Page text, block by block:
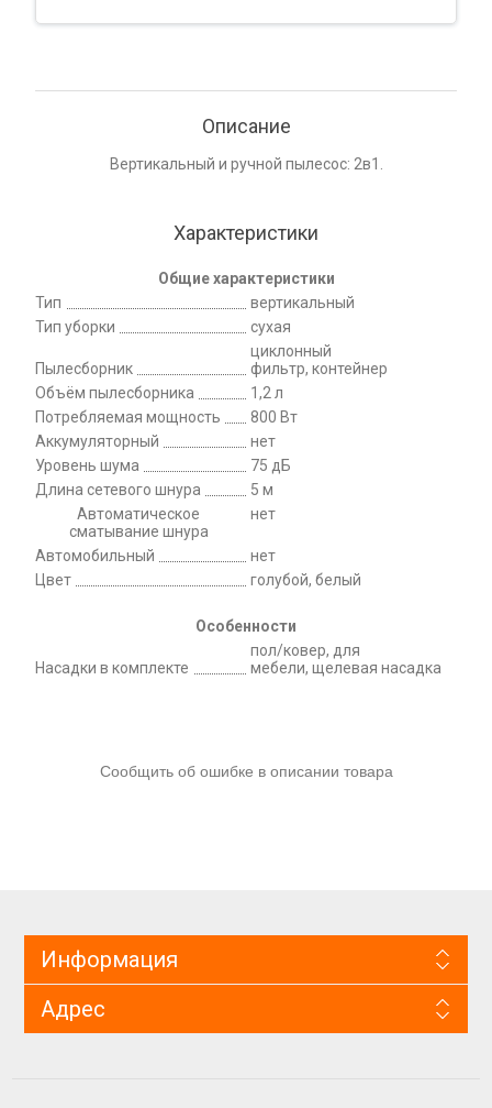
Описание
Вертикальный и ручной пылесос: 2в1.
Характеристики
Общие характеристики
Тип
вертикальный
Тип уборки
сухая
Пылесборник
циклонный
фильтр, контейнер
Объём пылесборника
1,2 л
Потребляемая мощность
800 Вт
Аккумуляторный
нет
Уровень шума
75 дБ
Длина сетевого шнура
5 м
Автоматическое
сматывание шнура
нет
Автомобильный
нет
Цвет
голубой, белый
Особенности
Насадки в комплекте
пол/ковер, для
мебели, щелевая насадка
Сообщить об ошибке в описании товара
Информация
Адрес